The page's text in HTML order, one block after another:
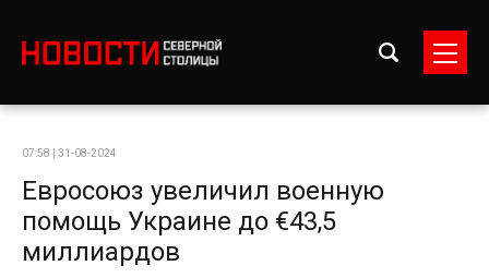
07:58 | 31-08-2024
Евросоюз увеличил военную
помощь Украине до €43,5
миллиардов